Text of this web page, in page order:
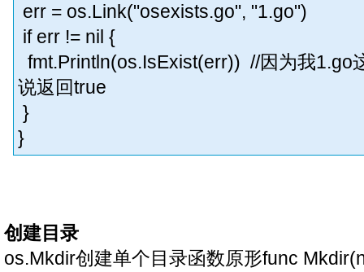
err = os.Link("osexists.go", "1.go")
if err != nil {
fmt.Println(os.IsExist(err)) //因为我1.go
说返回true
}
}
创建目录
os.Mkdir创建单个目录函数原形func